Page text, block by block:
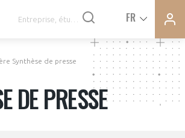
FR
Synthèse de presse
DE PRESSE